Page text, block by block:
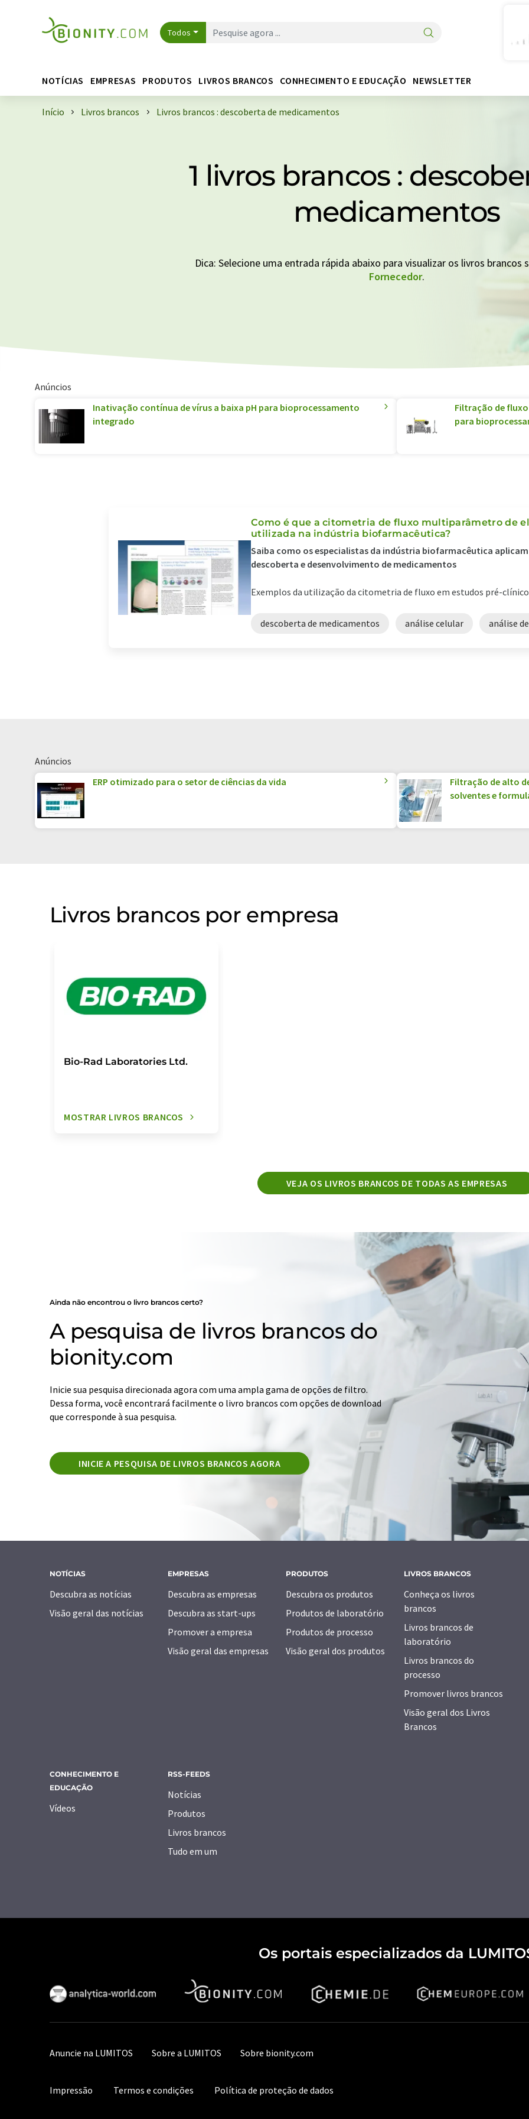
Todos
NOTÍCIAS EMPRESAS PRODUTOS LIVROS BRANCOS CONHECIMENTO E EDUCAÇÃO NEWSLETTER
Início Livros brancos Livros brancos : descoberta de medicamentos
1 livros brancos :
medicamentos
Dica: Selecione uma entrada rápida abaixo para visualizar os livros brancos
Fornecedor.
Anúncios
Inativação contínua de vírus a baixa pH para bioprocessamento
integrado
Filtração de
para
Como é que a citometria de fluxo multiparâmetro de
utilizada na indústria biofarmacêutica?
Saiba como os especialistas da indústria biofarmacêutica
descoberta e desenvolvimento de medicamentos
Exemplos da utilização da citometria de fluxo em estudos pré-
descoberta de medicamentos análise celular análise
Anúncios
ERP otimizado para o setor de ciências da vida
Filtração de alto
solventes e
Livros brancos por empresa
Bio-Rad Laboratories Ltd.
MOSTRAR LIVROS BRANCOS
VEJA OS LIVROS BRANCOS DE TODAS AS EMPRESAS
Ainda não encontrou o livro brancos certo?
A pesquisa de livros brancos do
bionity.com
Inicie sua pesquisa direcionada agora com uma ampla gama de opções de filtro.
Dessa forma, você encontrará facilmente o livro brancos com opções de download
que corresponde à sua pesquisa.
INICIE A PESQUISA DE LIVROS BRANCOS AGORA
NOTÍCIAS
Descubra as notícias
Visão geral das notícias
EMPRESAS
Descubra as empresas
Descubra as start-ups
Promover a empresa
Visão geral das empresas
PRODUTOS
Descubra os produtos
Produtos de laboratório
Produtos de processo
Visão geral dos produtos
LIVROS BRANCOS
Conheça os livros
brancos
Livros brancos de
laboratório
Livros brancos do
processo
Promover livros brancos
Visão geral dos Livros
Brancos
CONHECIMENTO E
EDUCAÇÃO
Vídeos
RSS-FEEDS
Notícias
Produtos
Livros brancos
Tudo em um
Os portais especializados da
Anuncie na LUMITOS Sobre a LUMITOS Sobre bionity.com
Impressão Termos e condições Política de proteção de dados